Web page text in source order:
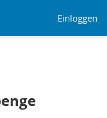
Einloggen